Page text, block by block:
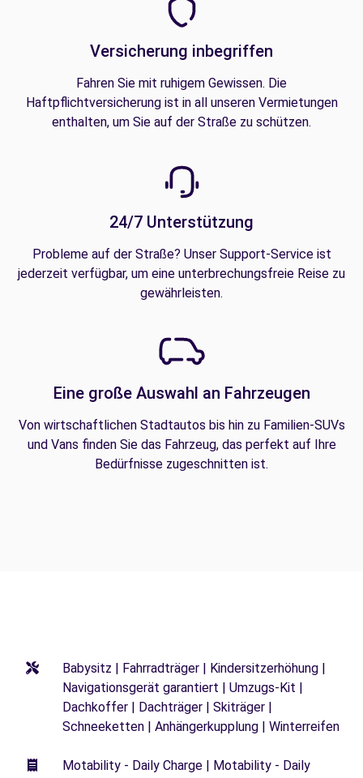
Versicherung inbegriffen
Fahren Sie mit ruhigem Gewissen. Die
Haftpflichtversicherung ist in all unseren Vermietungen
enthalten, um Sie auf der Straße zu schützen.
24/7 Unterstützung
Probleme auf der Straße? Unser Support-Service ist
jederzeit verfügbar, um eine unterbrechungsfreie Reise zu
gewährleisten.
Eine große Auswahl an Fahrzeugen
Von wirtschaftlichen Stadtautos bis hin zu Familien-SUVs
und Vans finden Sie das Fahrzeug, das perfekt auf Ihre
Bedürfnisse zugeschnitten ist.
Babysitz | Fahrradträger | Kindersitzerhöhung |
Navigationsgerät garantiert | Umzugs-Kit |
Dachkoffer | Dachträger | Skiträger |
Schneeketten | Anhängerkupplung | Winterreifen
Motability - Daily Charge | Motability - Daily